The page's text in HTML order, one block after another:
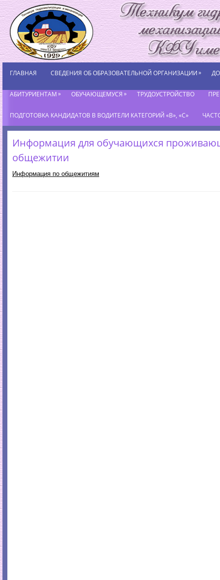
ГЛАВНАЯ СВЕДЕНИЯ ОБ ОБРАЗОВАТЕЛЬНОЙ ОРГАНИЗАЦИИ»
АБИТУРИЕНТАМ» ОБУЧАЮЩЕМУСЯ» ТРУДОУСТРОЙСТВО
ПОДГОТОВКА КАНДИДАТОВ В ВОДИТЕЛИ КАТЕГОРИЙ «В», «С»
Информация для обучающихся
общежитии
Информация по общежитиям